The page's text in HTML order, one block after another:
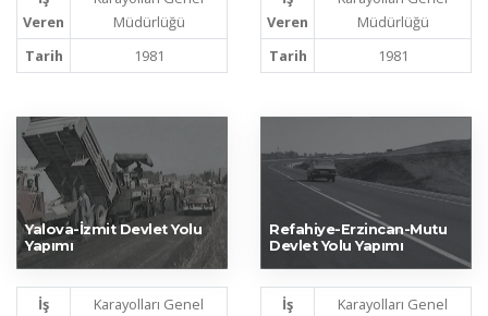
Veren
Müdürlüğü
Tarih
1981
Veren
Müdürlüğü
Tarih
1981
Yalova-İzmit Devlet Yolu
Yapımı
İş
Karayolları Genel
Refahiye-Erzincan-Mutu
Devlet Yolu Yapımı
İş
Karayolları Genel